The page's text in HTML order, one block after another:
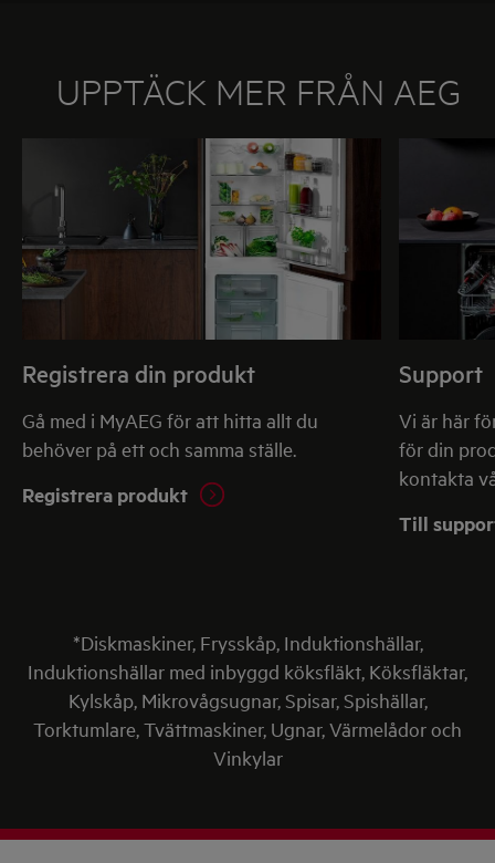
UPPTÄCK MER FRÅN AEG
Registrera din produkt
Gå med i MyAEG för att hitta allt du
behöver på ett och samma ställe.
Registrera produkt
Support
Vi är här
för din
kontakta
Till
*Diskmaskiner, Frysskåp, Induktionshällar,
Induktionshällar med inbyggd köksfläkt, Köksfläktar,
Kylskåp, Mikrovågsugnar, Spisar, Spishällar,
Torktumlare, Tvättmaskiner, Ugnar, Värmelådor och
Vinkylar